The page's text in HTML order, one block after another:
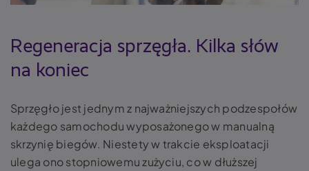
Regeneracja sprzęgła. Kilka słów
na koniec
Sprzęgło jest jednym z najważniejszych podzespołów
każdego samochodu wyposażonego w manualną
skrzynię biegów. Niestety w trakcie eksploatacji
ulega ono stopniowemu zużyciu, co w dłuższej